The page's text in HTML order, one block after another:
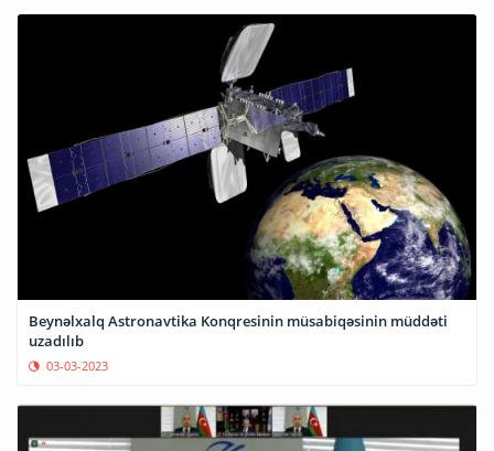
Beynəlxalq Astronavtika Konqresinin müsabiqəsinin müddəti
uzadılıb
03-03-2023